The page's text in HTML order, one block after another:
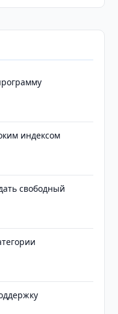
индексом
свободный